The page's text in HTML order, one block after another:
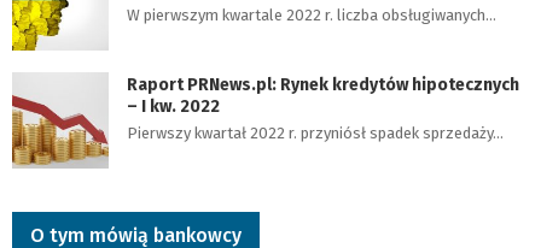
W pierwszym kwartale 2022 r. liczba obsługiwanych…
Raport PRNews.pl: Rynek kredytów hipotecznych
– I kw. 2022
Pierwszy kwartał 2022 r. przyniósł spadek sprzedaży…
O tym mówią bankowcy